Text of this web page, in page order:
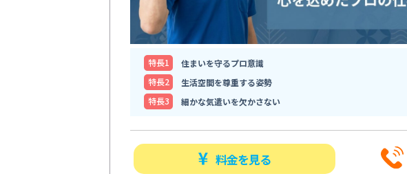
特⻑1
住まいを守るプロ意識
特⻑2
生活空間を尊重する姿勢
特⻑3
細かな気遣いを欠かさない
料金を見る